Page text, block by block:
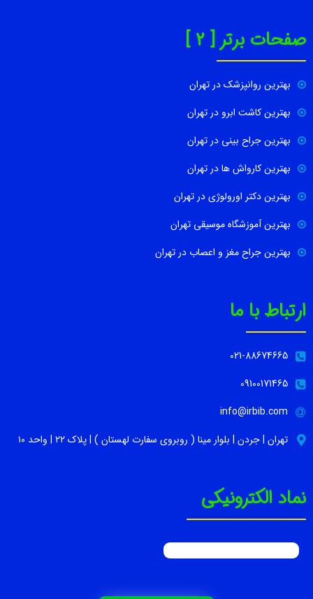
صفحات برتر [ 2 ]
بهترین روانپزشک در تهران
بهترین کاشت ابرو در تهران
بهترین جراح بینی در تهران
بهترین کارواش ها در تهران
بهترین دکتر اورولوژی در تهران
بهترین آموزشگاه موسیقی تهران
بهترین جراح مغز و اعصاب در تهران
ارتباط با ما
021-88674665
09100171465
info@irbib.com
تهران | جردن | بلوار مینا ( روبروی سفارت لهستان ) | پلاک ۲۲ | واحد ۱۰
نماد الکترونیکی